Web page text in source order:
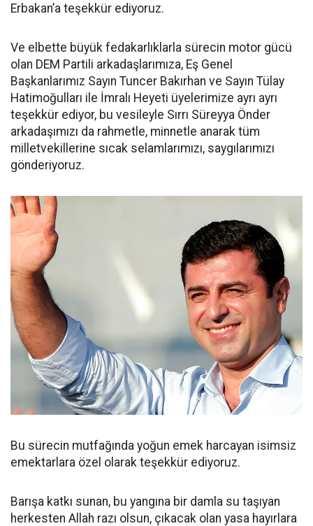
Erbakan’a teşekkür ediyoruz.
Ve elbette büyük fedakarlıklarla sürecin motor gücü
olan DEM Partili arkadaşlarımıza, Eş Genel
Başkanlarımız Sayın Tuncer Bakırhan ve Sayın Tülay
Hatimoğulları ile İmralı Heyeti üyelerimize ayrı ayrı
teşekkür ediyor, bu vesileyle Sırrı Süreyya Önder
arkadaşımızı da rahmetle, minnetle anarak tüm
milletvekillerine sıcak selamlarımızı, saygılarımızı
gönderiyoruz.
Bu sürecin mutfağında yoğun emek harcayan isimsiz
emektarlara özel olarak teşekkür ediyoruz.
Barışa katkı sunan, bu yangına bir damla su taşıyan
herkesten Allah razı olsun, çıkacak olan yasa hayırlara